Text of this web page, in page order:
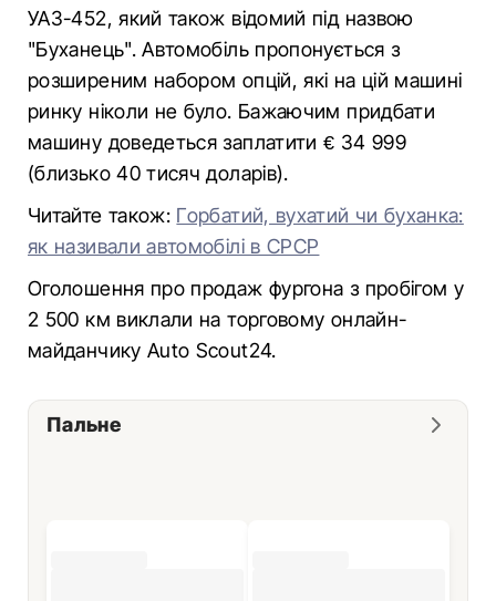
УАЗ-452, який також відомий під назвою
"Буханець". Автомобіль пропонується з
розширеним набором опцій, які на цій машині
ринку ніколи не було. Бажаючим придбати
машину доведеться заплатити € 34 999
(близько 40 тисяч доларів).
Читайте також: Горбатий, вухатий чи буханка:
як називали автомобілі в СРСР
Оголошення про продаж фургона з пробігом у
2 500 км виклали на торговому онлайн-
майданчику Auto Scout24.
Пальне